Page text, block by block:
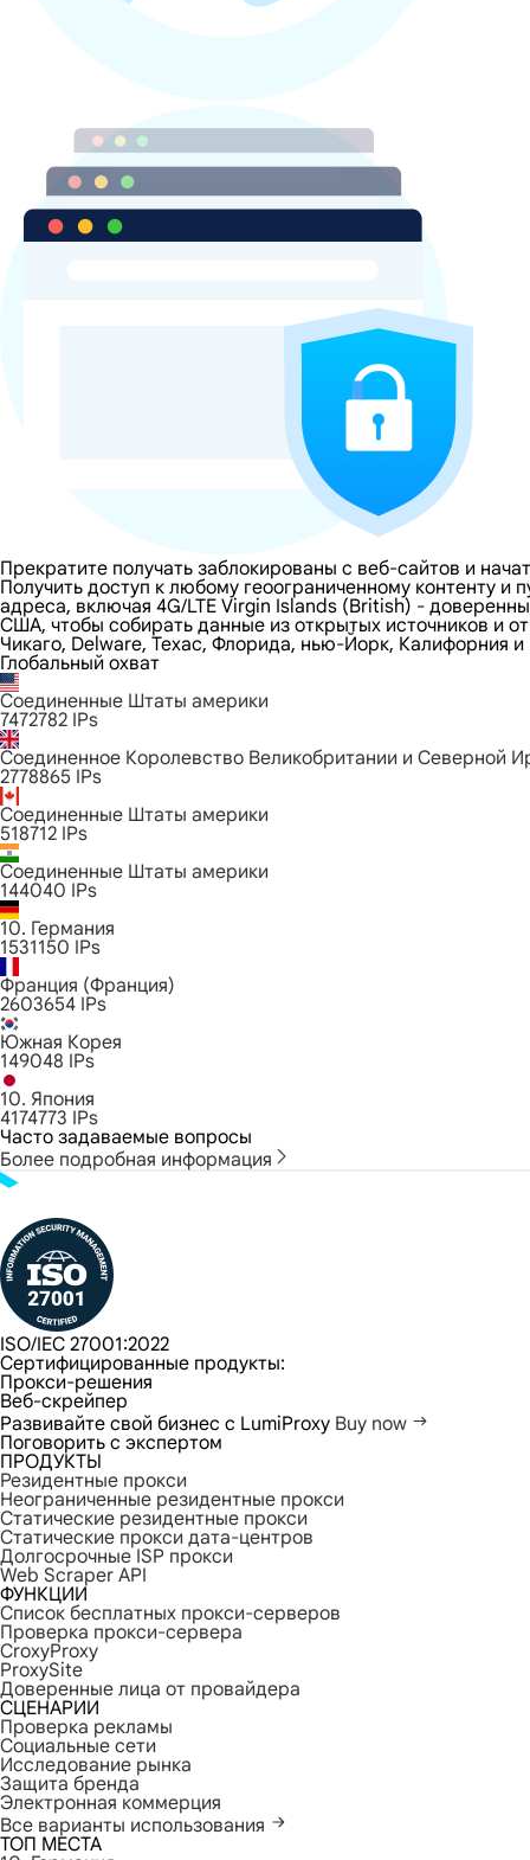
Прекратите получать заблокированы с веб-сайтов и
Получить доступ к любому геоограниченному контенту
адреса, включая 4G/LTE Virgin Islands (British) -
США, чтобы собирать данные из открытых источников и
Чикаго, Delware, Техас, Флорида, нью-Йорк, Калифорния и
Глобальный охват
Соединенные Штаты америки
7472782 IPs
Соединенное Королевство Великобритании и Северной
2778865 IPs
Соединенные Штаты америки
518712 IPs
Соединенные Штаты америки
144040 IPs
10. Германия
1531150 IPs
Франция (Франция)
2603654 IPs
Южная Корея
149048 IPs
10. Япония
4174773 IPs
Часто задаваемые вопросы
Более подробная информация
ISO/IEC 27001:2022
Сертифицированные продукты:
Прокси-решения
Веб-скрейпер
Развивайте свой бизнес с LumiProxy Buy now
Поговорить с экспертом
ПРОДУКТЫ
Резидентные прокси
Неограниченные резидентные прокси
Статические резидентные прокси
Статические прокси дата-центров
Долгосрочные ISP прокси
Web Scraper API
ФУНКЦИИ
Список бесплатных прокси-серверов
Проверка прокси-сервера
CroxyProxy
ProxySite
Доверенные лица от провайдера
СЦЕНАРИИ
Проверка рекламы
Социальные сети
Исследование рынка
Защита бренда
Электронная коммерция
Все варианты использования
ТОП МЕСТА